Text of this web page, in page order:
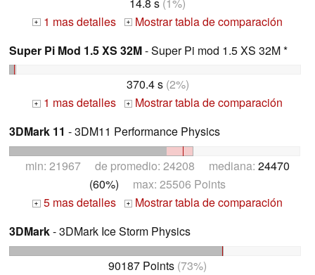
+ 1 mas detalles +
Mostrar tabla de comparación
Super Pi Mod 1.5 XS 32M- Super Pi mod 1.5 XS 32M *
370.4 s(2%)
+ 1 mas detalles +
Mostrar tabla de comparación
3DMark 11 - 3DM11 Performance Physics
min: 21967 de promedio: 24208 mediana: 24470
(60%) max: 25506 Points
+ 5 mas detalles +
Mostrar tabla de comparación
3DMark- 3DMark Ice Storm Physics
90187 Points (73%)